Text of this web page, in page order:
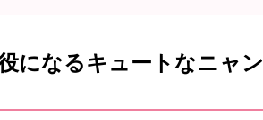
になるキュートなニャン